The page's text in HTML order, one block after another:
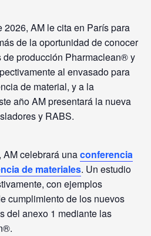
2026, AM le cita en París para
de la oportunidad de conocer
producción Pharmaclean® y
al envasado para
de material, y a la
año AM presentará la nueva
y RABS.
celebrará unaconferencia
de materiales. Un estudio
con ejemplos
cumplimiento de los nuevos
del anexo 1 mediante las